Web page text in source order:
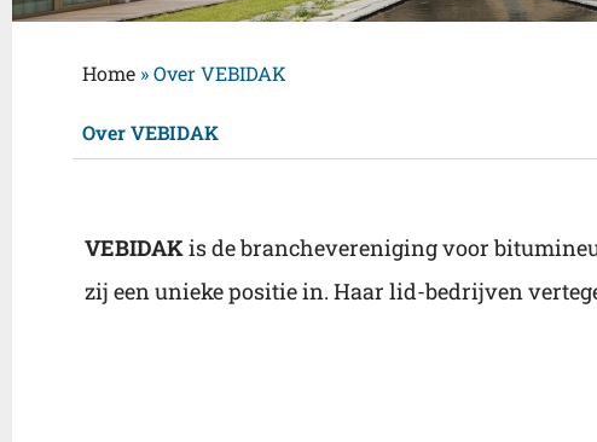
Home »Over VEBIDAK
Over VEBIDAK
VEBIDAKis de branchevereniging voor
zij een unieke positie in. Haar lid-bedrijven